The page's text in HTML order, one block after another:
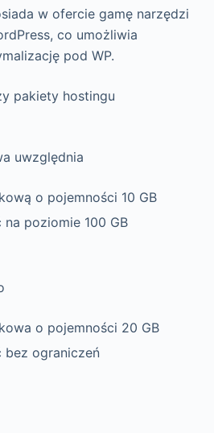
w ofercie gamę narzędzi
co umożliwia
pod WP.
pakiety hostingu
uwzględnia
o pojemności 10 GB
poziomie 100 GB
o pojemności 20 GB
bez ograniczeń